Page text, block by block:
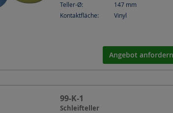
Teller-Ø: 147 mm
Kontaktfläche:
Vinyl
Angebot anfordern
99-K-1
Schleifteller